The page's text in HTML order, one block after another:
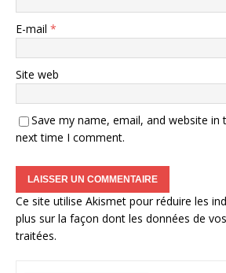
E-mail *
Site web
Save my name, email, and website
next time I comment.
Ce site utilise Akismet pour réduire les
plus sur la façon dont les données de
traitées.